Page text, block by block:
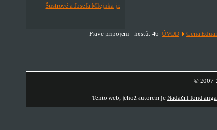
Šustrové a Josefa Mlejnka jr.
Právě připojeni - hostů: 46 ÚVOD Cena
© 2007-
Tento web, jehož autorem je Nadační fond